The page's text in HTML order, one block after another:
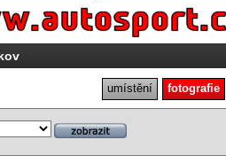
umístění fotografie